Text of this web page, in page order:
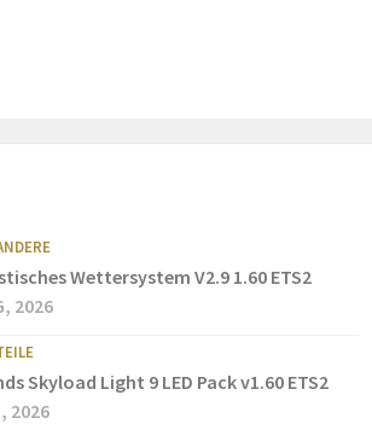
Wettersystem V2.9 1.60 ETS2
2026
Skyload Light 9 LED Pack v1.60 ETS2
2026